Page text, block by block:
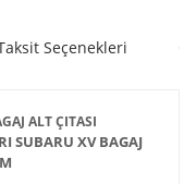
Seçenekleri
ALT ÇITASI
SUBARU XV BAGAJ